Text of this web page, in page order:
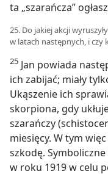
ta „szarańcza”
25. Do jakiej akcji
w latach następnych, i czy
25 Jan powiada
ich zabijać; miały
Ukąszenie ich
skorpiona, gdy
szarańczy
miesięcy. W tym
szkodę.
w roku 1919 w celu